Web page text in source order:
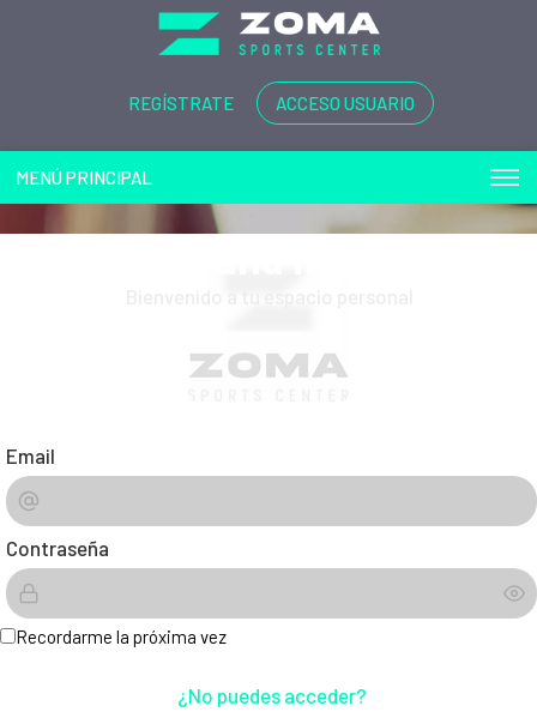
REGÍSTRATE ACCESO USUARIO
MENÚ PRINCIPAL
Email
Contraseña
Recordarme la próxima vez
¿No puedes acceder?